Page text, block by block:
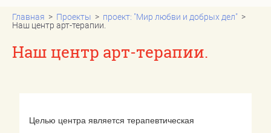
Государственные льготы при
пожертвования
Отчёты
Наши фото
Главная
  >
Проекты
  >
проект: "Мир любви и добрых дел"
  >
Наш центр арт-терапии.
Наш центр арт-терапии.
Целью центра является терапевтическая